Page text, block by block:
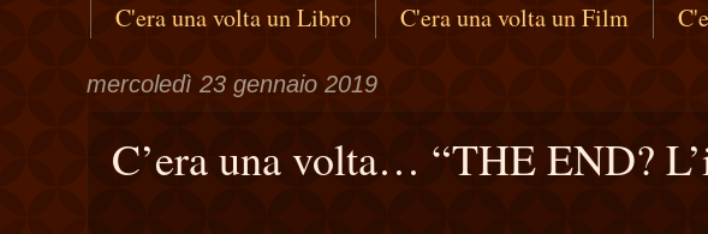
C'era una volta un Libro C'era una volta un Film
mercoledì 23 gennaio 2019
C’era una volta… “THE END?